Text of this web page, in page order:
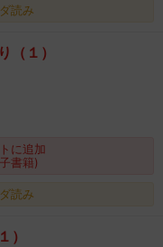
読み
（１）
に追加
書籍)
読み
）